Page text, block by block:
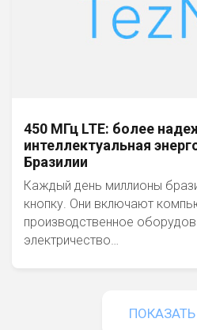
450 МГц LTE: более
интеллектуальная
Бразилии
Каждый день миллионы
кнопку. Они включают
производственное
электричество…